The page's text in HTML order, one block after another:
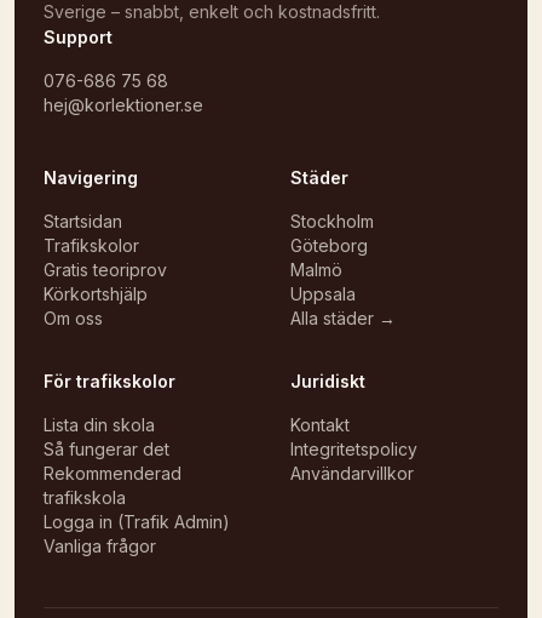
Sverige – snabbt, enkelt och kostnadsfritt.
Support
076-686 75 68
hej@korlektioner.se
Navigering
Startsidan
Trafikskolor
Gratis teoriprov
Körkortshjälp
Om oss
Städer
Stockholm
Göteborg
Malmö
Uppsala
Alla städer →
För trafikskolor
Lista din skola
Så fungerar det
Rekommenderad
trafikskola
Logga in (Trafik Admin)
Vanliga frågor
Juridiskt
Kontakt
Integritetspolicy
Användarvillkor